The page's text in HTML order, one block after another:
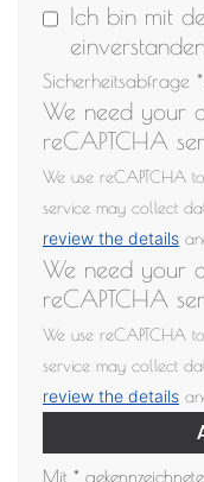
Ich bin mit
Sicherheitsabfrage
We need your
reCAPTCHA
We use reCAPTCHA
service may collect
review the details
We need your
reCAPTCHA
We use reCAPTCHA
service may collect
review the details
Mit *